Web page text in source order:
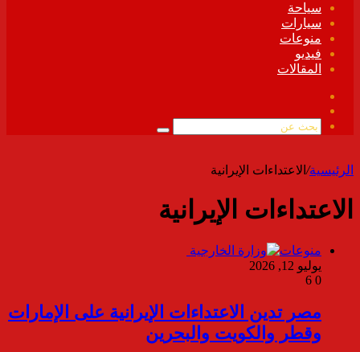
سياحة
سيارات
منوعات
فيديو
المقالات
الموقع
بحث
الرئيسية/ الاعتداءات الإيرانية
الاعتداءات الإيرانية
منوعات
يوليو 12, 2026
0
مصر تدين الاعتداءات الإيرانية على الإمارات
وقطر والكويت والبحرين